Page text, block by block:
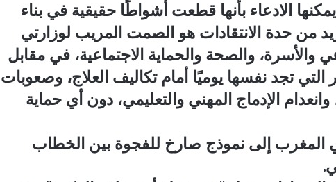
الادعاء بأنها قطعت أشواطًا حقيقية في بناء
من حدة الانتقادات هو الصمت المريب لوزارتي
والأسرة، والصحة والحماية الاجتماعية، في مقابل
التي تجد نفسها يوميًا أمام تكاليف العلاج، وصعوبات
وانعدام الإدماج المهني والتعليمي، دون أي حماية
المغرب إلى نموذج صارخ للفجوة بين الخطاب